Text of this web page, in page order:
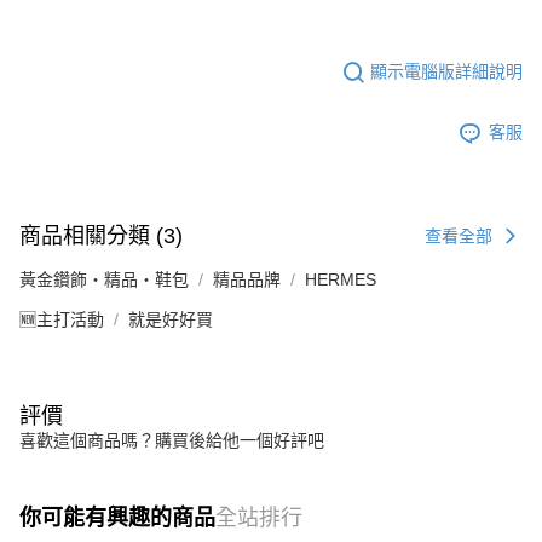
顯示電腦版詳細說明
客服
商品相關分類 (3) 查看全部
黃金鑽飾・精品・鞋包 精品品牌 HERMES
🆕主打活動 就是好好買
評價
喜歡這個商品嗎？購買後給他一個好評吧
你可能有興趣的商品全站排行